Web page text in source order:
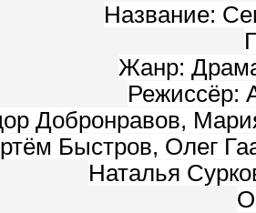
Название:
Жанр:
Режиссёр:
Добронравов,
Быстров, Олег
Наталья